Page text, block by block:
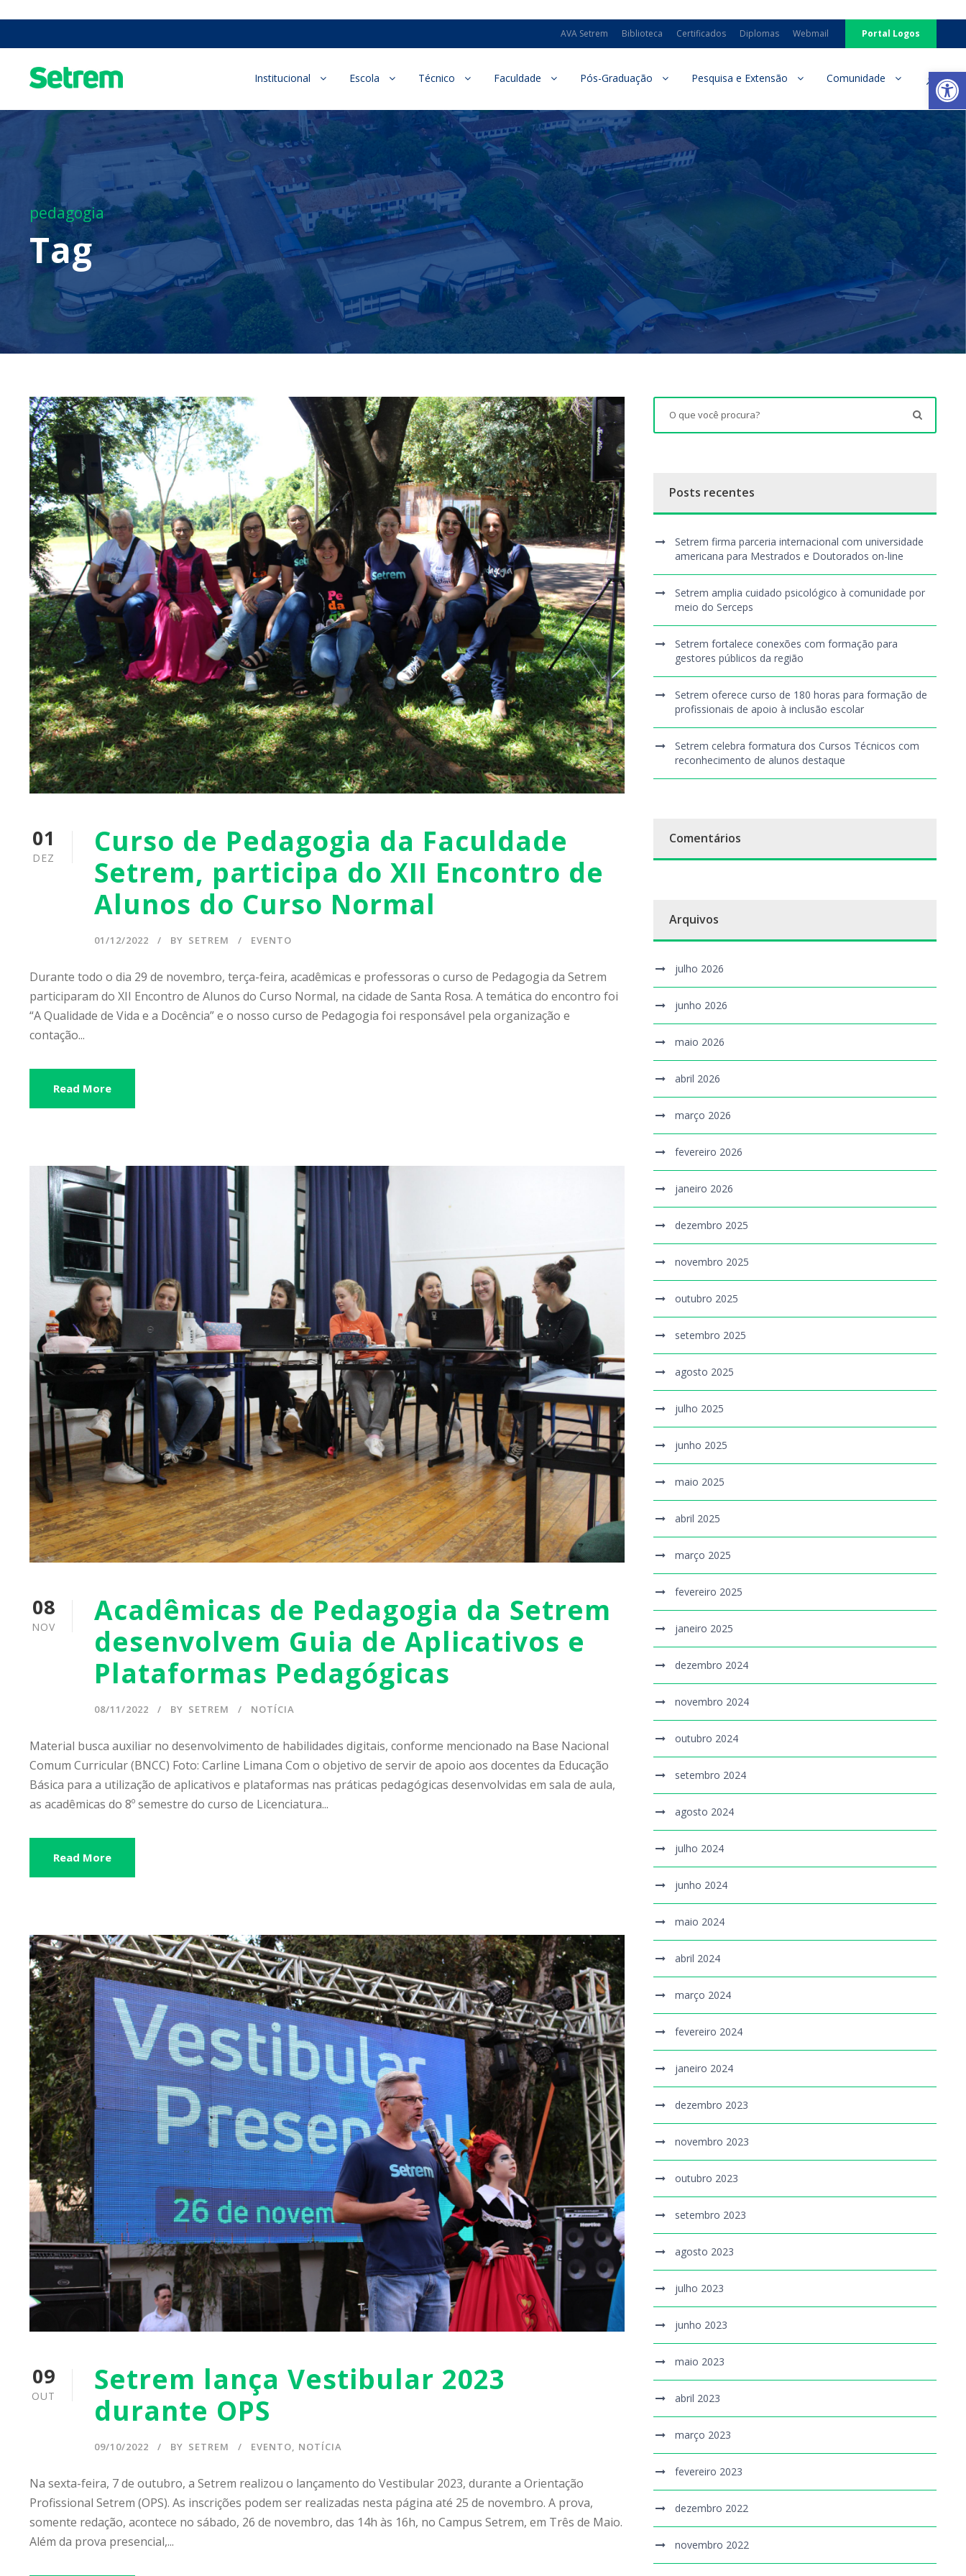
AVA Setrem Biblioteca Certificados Diplomas Webmail Portal Logos
Institucional Escola Técnico Faculdade Pós-Graduação Pesquisa e Extensão Comunidade
pedagogia
Tag
01
DEZ
Curso de Pedagogia da Faculdade
Setrem, participa do XII Encontro de
Alunos do Curso Normal
01/12/2022 BY SETREM EVENTO
Durante todo o dia 29 de novembro, terça-feira, acadêmicas e professoras o curso de Pedagogia da Setrem
participaram do XII Encontro de Alunos do Curso Normal, na cidade de Santa Rosa. A temática do encontro foi
“A Qualidade de Vida e a Docência” e o nosso curso de Pedagogia foi responsável pela organização e
contação...
Read More
08
NOV
Acadêmicas de Pedagogia da Setrem
desenvolvem Guia de Aplicativos e
Plataformas Pedagógicas
08/11/2022 BY SETREM NOTÍCIA
Material busca auxiliar no desenvolvimento de habilidades digitais, conforme mencionado na Base Nacional
Comum Curricular (BNCC) Foto: Carline Limana Com o objetivo de servir de apoio aos docentes da Educação
Básica para a utilização de aplicativos e plataformas nas práticas pedagógicas desenvolvidas em sala de aula,
as acadêmicas do 8º semestre do curso de Licenciatura...
Read More
09
OUT
Setrem lança Vestibular 2023
durante OPS
09/10/2022 BY SETREM EVENTO, NOTÍCIA
Na sexta-feira, 7 de outubro, a Setrem realizou o lançamento do Vestibular 2023, durante a Orientação
Profissional Setrem (OPS). As inscrições podem ser realizadas nesta página até 25 de novembro. A prova,
somente redação, acontece no sábado, 26 de novembro, das 14h às 16h, no Campus Setrem, em Três de Maio.
Além da prova presencial,...
Posts recentes
Setrem firma parceria internacional com universidade
americana para Mestrados e Doutorados on-line
Setrem amplia cuidado psicológico à comunidade por
meio do Serceps
Setrem fortalece conexões com formação para
gestores públicos da região
Setrem oferece curso de 180 horas para formação de
profissionais de apoio à inclusão escolar
Setrem celebra formatura dos Cursos Técnicos com
reconhecimento de alunos destaque
Comentários
Arquivos
julho 2026
junho 2026
maio 2026
abril 2026
março 2026
fevereiro 2026
janeiro 2026
dezembro 2025
novembro 2025
outubro 2025
setembro 2025
agosto 2025
julho 2025
junho 2025
maio 2025
abril 2025
março 2025
fevereiro 2025
janeiro 2025
dezembro 2024
novembro 2024
outubro 2024
setembro 2024
agosto 2024
julho 2024
junho 2024
maio 2024
abril 2024
março 2024
fevereiro 2024
janeiro 2024
dezembro 2023
novembro 2023
outubro 2023
setembro 2023
agosto 2023
julho 2023
junho 2023
maio 2023
abril 2023
março 2023
fevereiro 2023
dezembro 2022
novembro 2022